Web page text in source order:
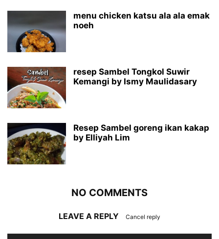
menu chicken katsu ala ala emak
noeh
resep Sambel Tongkol Suwir
Kemangi by Ismy Maulidasary
Resep Sambel goreng ikan kakap
by Elliyah Lim
NO COMMENTS
LEAVE A REPLY Cancel reply